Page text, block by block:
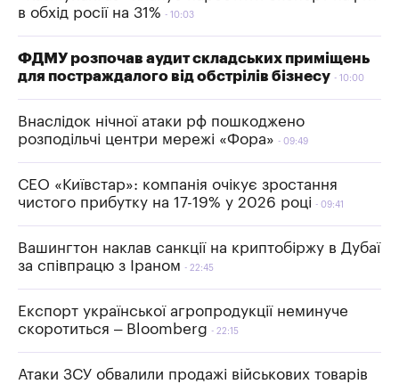
в обхід росії на 31%
10:03
ФДМУ розпочав аудит складських приміщень
для постраждалого від обстрілів бізнесу
10:00
Внаслідок нічної атаки рф пошкоджено
розподільчі центри мережі «Фора»
09:49
СЕО «Київстар»: компанія очікує зростання
чистого прибутку на 17-19% у 2026 році
09:41
Вашингтон наклав санкції на криптобіржу в Дубаї
за співпрацю з Іраном
22:45
Експорт української агропродукції неминуче
скоротиться – Bloomberg
22:15
Атаки ЗСУ обвалили продажі військових товарів